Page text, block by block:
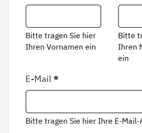
Bitte tragen Sie hier
Ihren Vornamen ein
Bitte
Ihren
ein
E-Mail*
Bitte tragen Sie hier Ihre E-Mail-